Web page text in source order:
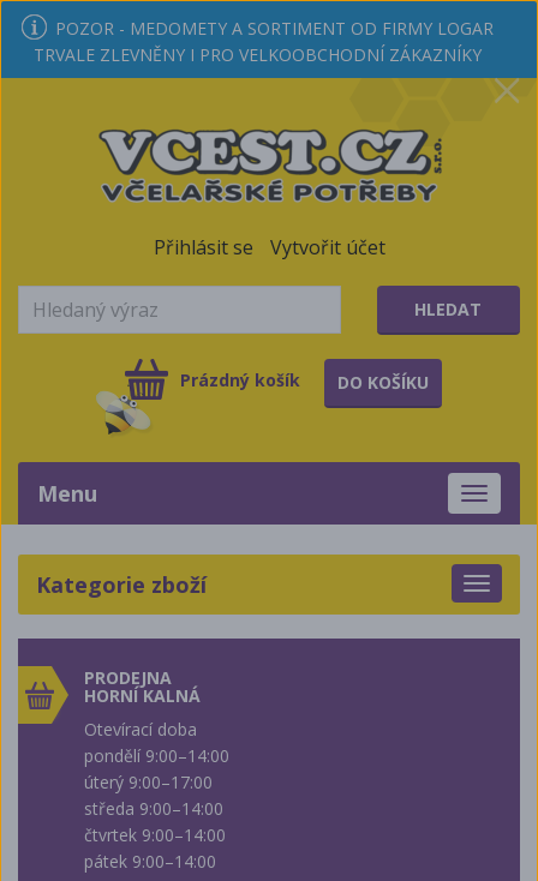
POZOR - MEDOMETY A SORTIMENT OD FIRMY LOGAR
TRVALE ZLEVNĚNY I PRO VELKOOBCHODNÍ ZÁKAZNÍKY
Přihlásit se Vytvořit účet
HLEDAT
Prázdný košík DO KOŠÍKU
Toggle
Menu
Toggle
Kategorie zboží
PRODEJNA
HORNÍ KALNÁ
Otevírací doba
pondělí 9:00–14:00
úterý 9:00–17:00
středa 9:00–14:00
čtvrtek 9:00–14:00
pátek 9:00–14:00